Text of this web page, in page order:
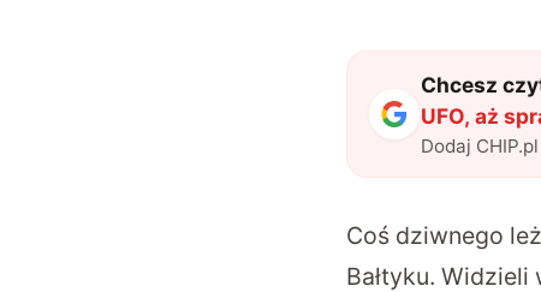
Chcesz
UFO, aż
Dodaj
Coś dziwnego
Bałtyku.